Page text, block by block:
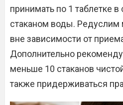
принимать по 1 таблетке в
стаканом воды. Редуслим
вне зависимости от
Дополнительно
меньше 10 стаканов
также придерживаться